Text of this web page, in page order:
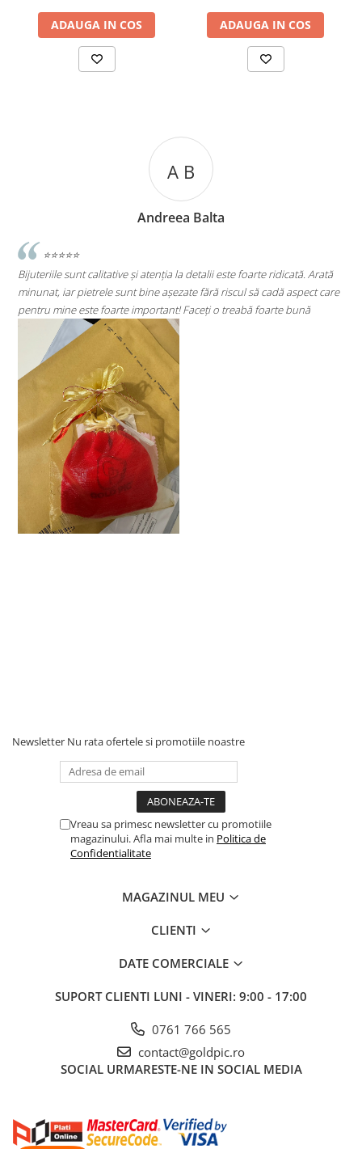
ADAUGA IN COS ADAUGA IN COS
la detalii este foarte ridicată. Arată
fără riscul să cadă aspect care
Faceți o treabă foarte bună
⭐⭐⭐⭐⭐
Super mulțumită!! Sunt superbi
Newsletter Nu rata ofertele si promotiile noastre
Vreau sa primesc newsletter cu promotiile
magazinului. Afla mai multe in Politica de
Confidentialitate
MAGAZINUL MEU
CLIENTI
DATE COMERCIALE
SUPORT CLIENTI LUNI - VINERI: 9:00 - 17:00
0761 766 565
contact@goldpic.ro
SOCIAL URMARESTE-NE IN SOCIAL MEDIA